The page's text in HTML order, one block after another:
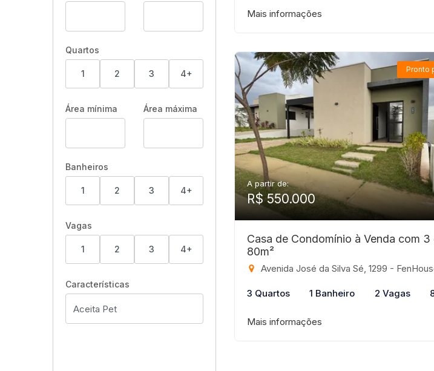
Quartos
1 2 3 4+
Área mínima Área máxima
Banheiros
1 2 3 4+
Vagas
1 2 3 4+
Características
Mais informações
Pronto
A partir de:
R$ 550.000
Casa de Condomínio à Venda com 3
80m²
Avenida José da Silva Sé, 1299 - FenHouse, São José do
3 Quartos 1 Banheiro 2 Vagas
Mais informações